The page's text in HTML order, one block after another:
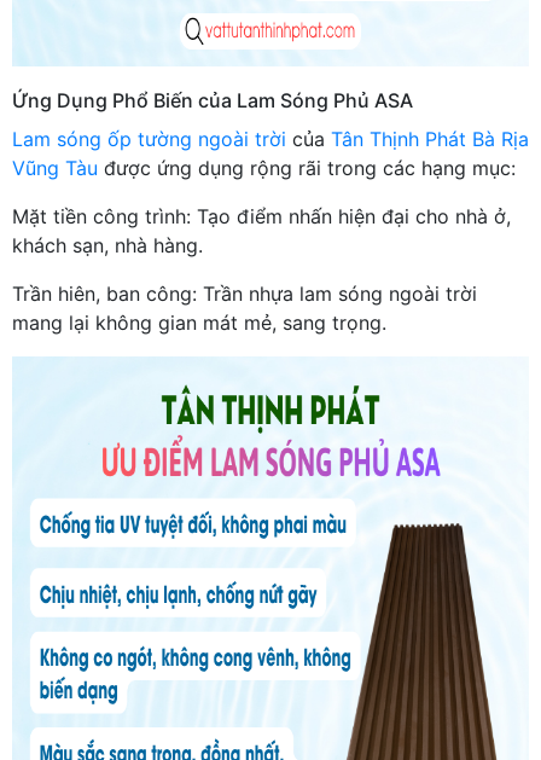
Ứng Dụng Phổ Biến của Lam Sóng Phủ ASA
Lam sóng ốp tường ngoài trời của Tân Thịnh Phát Bà Rịa
Vũng Tàu được ứng dụng rộng rãi trong các hạng mục:
Mặt tiền công trình: Tạo điểm nhấn hiện đại cho nhà ở,
khách sạn, nhà hàng.
Trần hiên, ban công: Trần nhựa lam sóng ngoài trời
mang lại không gian mát mẻ, sang trọng.